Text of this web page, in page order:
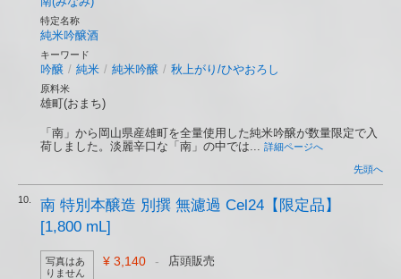
特定名称
純米吟醸酒
キーワード
吟醸 / 純米 / 純米吟醸 / 秋上がり/ひやおろし
原料米
雄町(おまち)
「南」から岡山県産雄町を全量使用した純米吟醸が数量限定で入
荷しました。淡麗辛口な「南」の中では... 詳細ページへ
先頭へ
10.
南 特別本醸造 別撰 無濾過 Cel24【限定品】
[1,800 mL]
写真はあ
りません
¥ 3,140 - 店頭販売